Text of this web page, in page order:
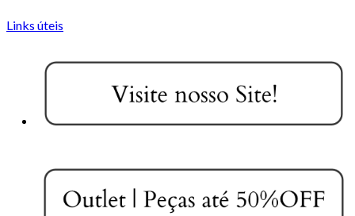
Links úteis